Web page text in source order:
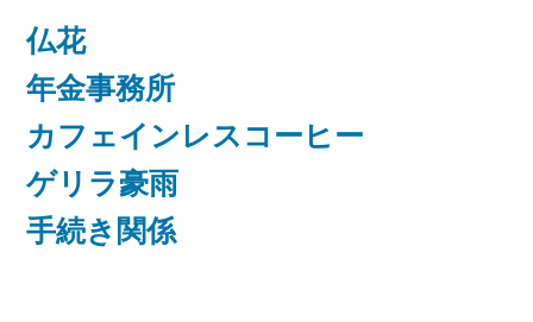
仏花
年金事務所
カフェインレスコーヒー
ゲリラ豪雨
手続き関係